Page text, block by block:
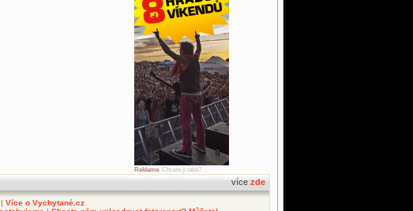
Reklama. Chcete ji také?
více zde
Více o Vychytané.cz